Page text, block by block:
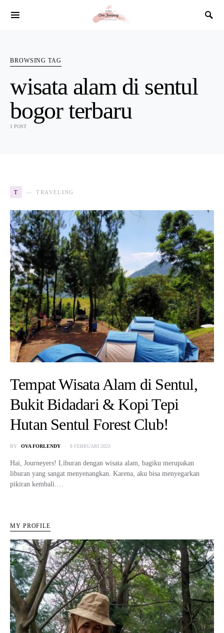
SEARCH FOR:
BROWSING TAG
wisata alam di sentul
bogor terbaru
1 POST
T TRAVELING
Tempat Wisata Alam di Sentul,
Bukit Bidadari & Kopi Tepi
Hutan Sentul Forest Club!
BY OVA FORLENDY 8 FEBRUARI 2023
Hai, Journeyers! Liburan dengan wisata alam, bagiku merupakan
liburan yang sangat menyenangkan. Karena, aku bisa menyegarkan
pikiran kembali.…
MY PROFILE